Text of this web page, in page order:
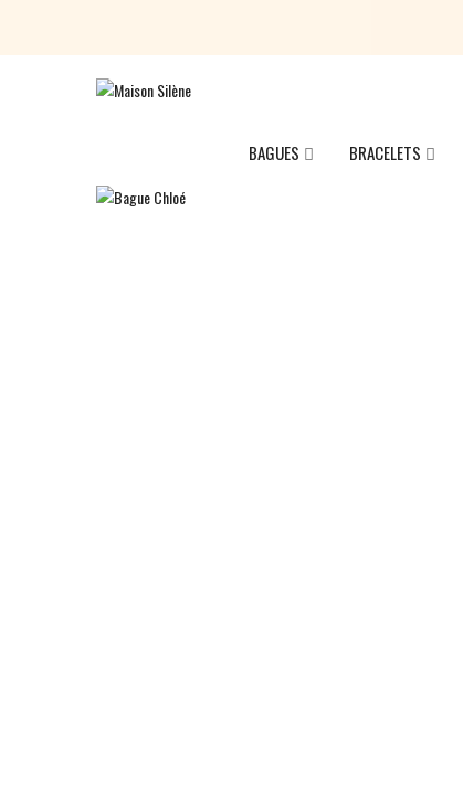
BAGUES BRACELETS